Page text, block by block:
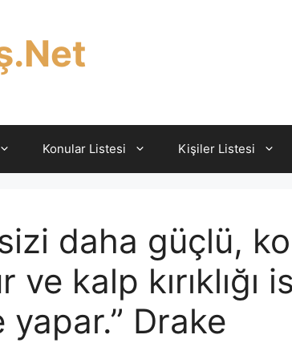
Konular Listesi Kişiler Listesi
sizi daha güçlü,
ve kalp kırıklığı
yapar.” Drake